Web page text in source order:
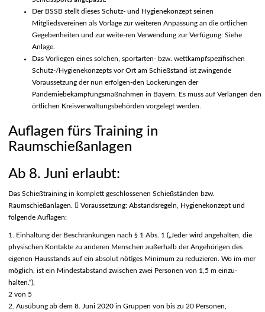
Der BSSB stellt dieses Schutz- und Hygienekonzept seinen
Mitgliedsvereinen als Vorlage zur weiteren Anpassung an die örtlichen
Gegebenheiten und zur weite-ren Verwendung zur Verfügung: Siehe
Anlage.
Das Vorliegen eines solchen, sportarten- bzw. wettkampfspezifischen
Schutz-/Hygienekonzepts vor Ort am Schießstand ist zwingende
Voraussetzung der nun erfolgen-den Lockerungen der
Pandemiebekämpfungsmaßnahmen in Bayern. Es muss auf Verlangen den
örtlichen Kreisverwaltungsbehörden vorgelegt werden.
Auflagen fürs Training in
Raumschießanlagen
Ab 8. Juni erlaubt:
Das Schießtraining in komplett geschlossenen Schießständen bzw.
Raumschießanlagen.  Voraussetzung: Abstandsregeln, Hygienekonzept und
folgende Auflagen:
1. Einhaltung der Beschränkungen nach § 1 Abs. 1 („Jeder wird angehalten, die
physischen Kontakte zu anderen Menschen außerhalb der Angehörigen des
eigenen Hausstands auf ein absolut nötiges Minimum zu reduzieren. Wo im-mer
möglich, ist ein Mindestabstand zwischen zwei Personen von 1,5 m einzu-
halten.“),
2 von 5
2. Ausübung ab dem 8. Juni 2020 in Gruppen von bis zu 20 Personen,